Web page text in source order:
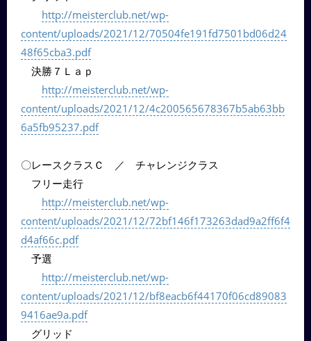
http://meisterclub.net/wp-
content/uploads/2021/12/70504fe191fd7501bd06d24
48f65cba3.pdf
決勝７Ｌａｐ
http://meisterclub.net/wp-
content/uploads/2021/12/4c200565678367b5ab63bb
6a5fb95237.pdf
〇レースクラスＣ ／ チャレンジクラス
フリー走行
http://meisterclub.net/wp-
content/uploads/2021/12/72bf146f173263dad9a2ff6f4
d4af66c.pdf
予選
http://meisterclub.net/wp-
content/uploads/2021/12/bf8eacb6f44170f06cd89083
9416ae9a.pdf
グリッド